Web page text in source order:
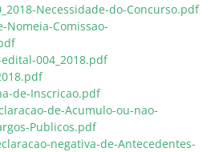
Necessidade-do-Concurso.pdf
Nomeia-Comissao-
004_2018.pdf
de-Inscricao.pdf
de-Acumulo-ou-nao-
Publicos.pdf
negativa-de-Antecedentes-